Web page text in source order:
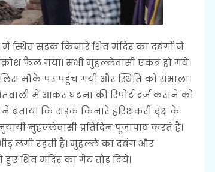
स्थित सड़क किनारे शिव मंदिर का दबंगों ने
फैल गया। सभी मुहल्‍लेवासी एकत्र हो गये।
मौके पर पहुंच गयी और स्थिति को संभाला।
में आकर घटना की रिपोर्ट दर्ज कराने को
बताया कि सड़क किनारे हरिशंकरी वृक्ष के
मुहल्‍लेवासी प्रतिदिन पूजापाठ करते हैं।
लगी रहती है। मुहल्‍ले का दबंग और
शिव मंदिर का गेट तोड़ दिये।